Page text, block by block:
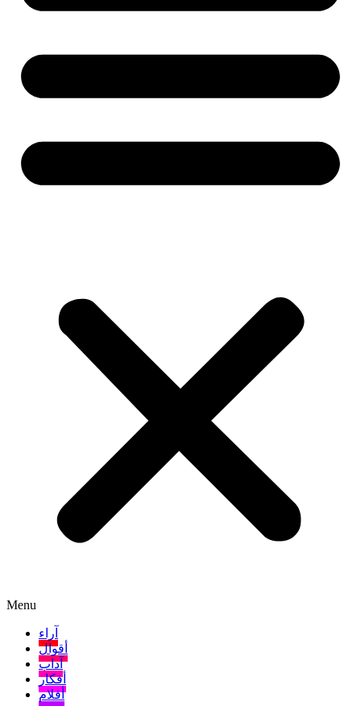
Menu
آراء
أقوال
آداب
أفكار
أفلام